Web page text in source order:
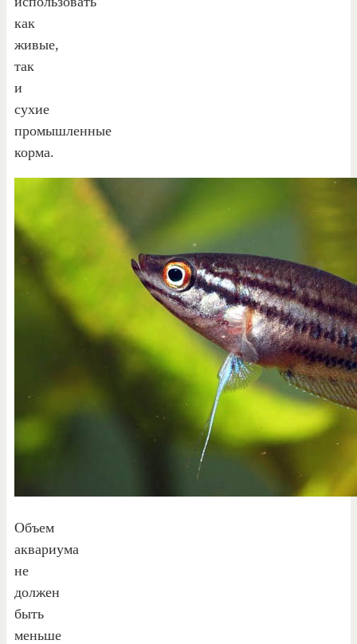
как
живые,
так
и
сухие
промышленные
корма.
Объем
аквариума
не
должен
быть
меньше